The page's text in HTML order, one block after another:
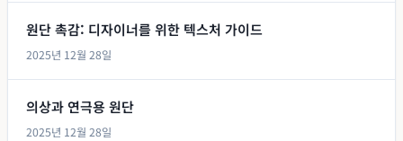
원단 촉감: 디자이너를 위한 텍스처 가이드
2025년 12월 28일
의상과 연극용 원단
2025년 12월 28일